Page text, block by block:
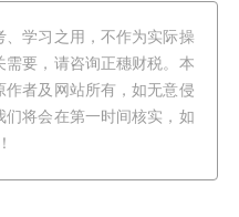
学习之用，不作为实际操
要，请咨询正穗财税。本
者及网站所有，如无意侵
将会在第一时间核实，如